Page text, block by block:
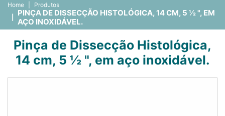
Home Produtos
PINÇA DE DISSECÇÃO HISTOLÓGICA, 14 CM, 5 ½ ", EM
AÇO INOXIDÁVEL.
Pinça de Dissecção Histológica,
14 cm, 5 ½ ", em aço inoxidável.